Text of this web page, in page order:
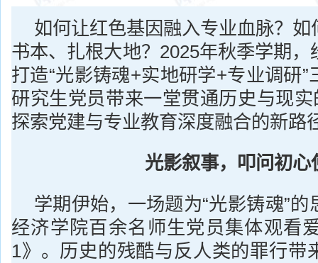
如何让红色基因融入专业血脉？
书本、扎根大地？2025年秋季学期
打造“光影铸魂+实地研学+专业调研
研究生党员带来一堂贯通历史与现实
探索党建与专业教育深度融合的新路
光影叙事，叩问初心
学期伊始，一场题为“光影铸魂”
经济学院百余名师生党员集体观看
1》。历史的残酷与反人类的罪行带